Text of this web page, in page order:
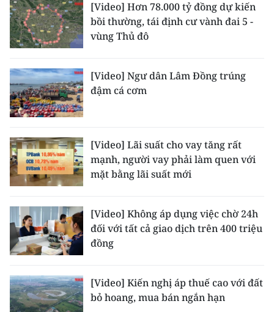
ENGLISH
中文
FRANÇAIS
РУССКИЙ
한국어
[Video] Hơn 78.000 tỷ đồng dự kiến
bồi thường, tái định cư vành đai 5 -
vùng Thủ đô
[Video] Ngư dân Lâm Đồng trúng
đậm cá cơm
[Video] Lãi suất cho vay tăng rất
mạnh, người vay phải làm quen với
mặt bằng lãi suất mới
[Video] Không áp dụng việc chờ 24h
đối với tất cả giao dịch trên 400 triệu
đồng
[Video] Kiến nghị áp thuế cao với đất
bỏ hoang, mua bán ngắn hạn